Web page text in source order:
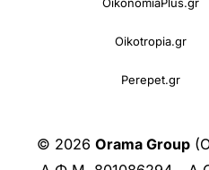
OikonomiaPlus.gr
Oikotropia.gr
Perepet.gr
© 2026 Orama Group